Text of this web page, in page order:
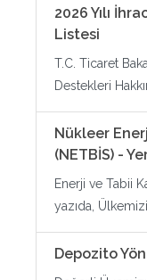
2026 Yılı
Listesi
T.C. Ticaret
Destekleri
Nükleer
(NETBİS) -
Enerji ve Tabii
yazıda,
Depozito